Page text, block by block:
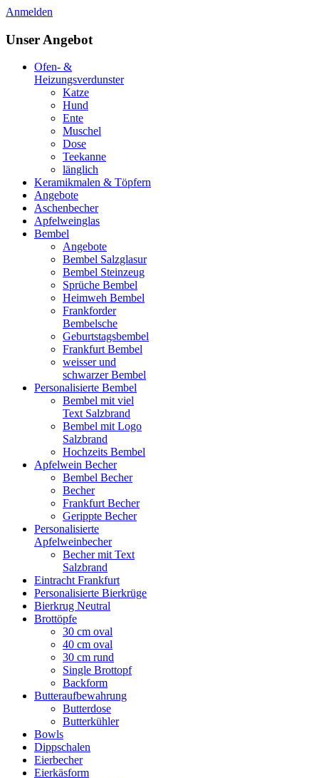
Anmelden
Unser Angebot
Ofen- &
Heizungsverdunster
Katze
Hund
Ente
Muschel
Dose
Teekanne
länglich
Keramikmalen & Töpfern
Angebote
Aschenbecher
Apfelweinglas
Bembel
Angebote
Bembel Salzglasur
Bembel Steinzeug
Sprüche Bembel
Heimweh Bembel
Frankforder
Bembelsche
Geburtstagsbembel
Frankfurt Bembel
weisser und
schwarzer Bembel
Personalisierte Bembel
Bembel mit viel
Text Salzbrand
Bembel mit Logo
Salzbrand
Hochzeits Bembel
Apfelwein Becher
Bembel Becher
Becher
Frankfurt Becher
Gerippte Becher
Personalisierte
Apfelweinbecher
Becher mit Text
Salzbrand
Eintracht Frankfurt
Personalisierte Bierkrüge
Bierkrug Neutral
Brottöpfe
30 cm oval
40 cm oval
30 cm rund
Single Brottopf
Backform
Butteraufbewahrung
Butterdose
Butterkühler
Bowls
Dippschalen
Eierbecher
Eierkäsform